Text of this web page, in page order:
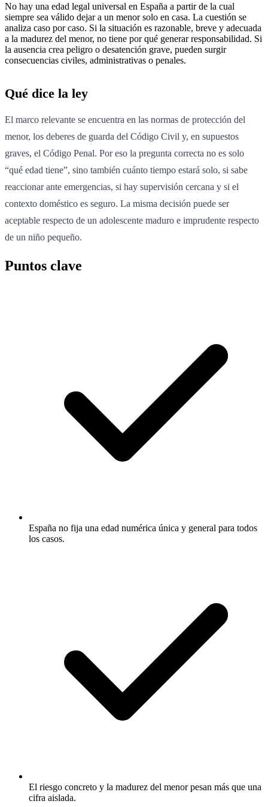
No hay una edad legal universal en España a partir de la cual
siempre sea válido dejar a un menor solo en casa. La cuestión se
analiza caso por caso. Si la situación es razonable, breve y adecuada
a la madurez del menor, no tiene por qué generar responsabilidad. Si
la ausencia crea peligro o desatención grave, pueden surgir
consecuencias civiles, administrativas o penales.
Qué dice la ley
El marco relevante se encuentra en las normas de protección del
menor, los deberes de guarda del Código Civil y, en supuestos
graves, el Código Penal. Por eso la pregunta correcta no es solo
“qué edad tiene”, sino también cuánto tiempo estará solo, si sabe
reaccionar ante emergencias, si hay supervisión cercana y si el
contexto doméstico es seguro. La misma decisión puede ser
aceptable respecto de un adolescente maduro e imprudente respecto
de un niño pequeño.
Puntos clave
España no fija una edad numérica única y general para todos
los casos.
El riesgo concreto y la madurez del menor pesan más que una
cifra aislada.